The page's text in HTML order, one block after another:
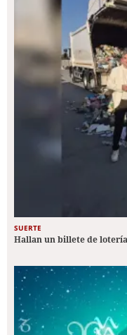
SUERTE
Hallan un billete de